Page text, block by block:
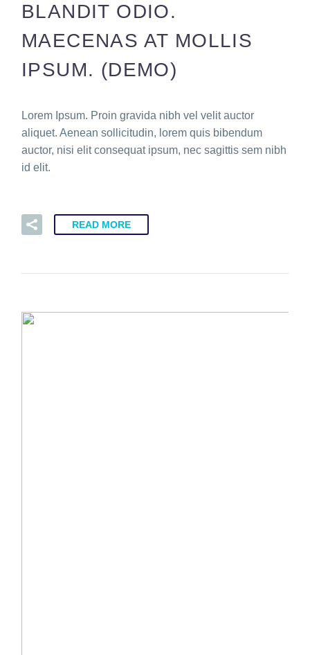
BLANDIT ODIO.
MAECENAS AT MOLLIS
IPSUM. (DEMO)
Lorem Ipsum. Proin gravida nibh vel velit auctor
aliquet. Aenean sollicitudin, lorem quis bibendum
auctor, nisi elit consequat ipsum, nec sagittis sem nibh
id elit.
READ MORE